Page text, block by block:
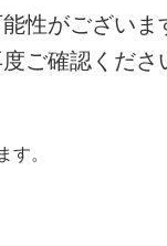
性がございま
ご確認くださ
。